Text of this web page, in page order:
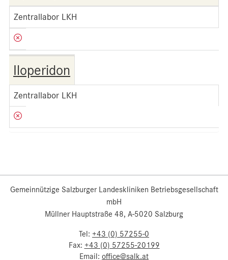
Zentrallabor LKH
Iloperidon
Zentrallabor LKH
Gemeinnützige Salzburger Landeskliniken Betriebsgesellschaft
mbH
Müllner Hauptstraße 48, A-5020 Salzburg
Tel: +43 (0) 57255-0
Fax: +43 (0) 57255-20199
Email: office@salk.at